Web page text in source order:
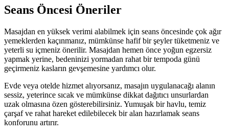
Seans Öncesi Öneriler
Masajdan en yüksek verimi alabilmek için seans öncesinde çok ağır
yemeklerden kaçınmanız, mümkünse hafif bir şeyler tüketmeniz ve
yeterli su içmeniz önerilir. Masajdan hemen önce yoğun egzersiz
yapmak yerine, bedeninizi yormadan rahat bir tempoda günü
geçirmeniz kasların gevşemesine yardımcı olur.
Evde veya otelde hizmet alıyorsanız, masajın uygulanacağı alanın
sessiz, yeterince sıcak ve mümkünse dikkat dağıtıcı unsurlardan
uzak olmasına özen gösterebilirsiniz. Yumuşak bir havlu, temiz
çarşaf ve rahat hareket edilebilecek bir alan hazırlamak seans
konforunu artırır.